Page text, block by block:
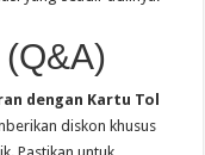
dengan Kartu Tol
diskon khusus